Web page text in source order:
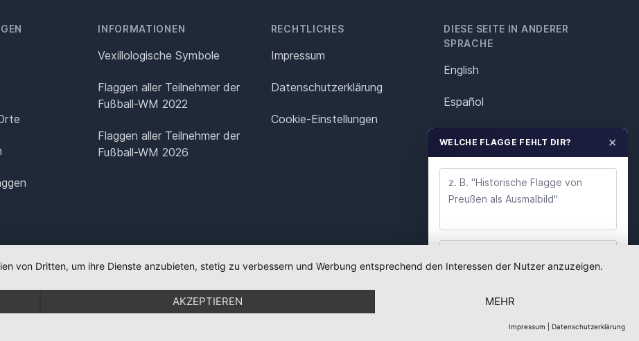
INFORMATIONEN
Vexillologische Symbole
Flaggen aller Teilnehmer der
Fußball-WM 2022
Flaggen aller Teilnehmer der
Fußball-WM 2026
RECHTLICHES
Impressum
Datenschutz­erklärung
Cookie-Einstellungen
DIESE SEITE IN ANDERER
SPRACHE
English
Español
Italiano
Polska
Português
Nederlands
WELCHE FLAGGE FEHLT DIR? ✕
von Dritten, um ihre Dienste anzubieten, stetig zu verbessern und Werbung entsprechend den Interessen der Nutzer anzuzeigen.
AKZEPTIEREN MEHR
Impressum Datenschutzerklärung